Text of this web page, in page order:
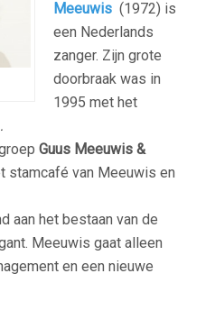
Meeuwis (1972) is
een Nederlands
zanger. Zijn grote
doorbraak was in
1995 met het
Guus Meeuwis &
stamcafé van Meeuwis en
aan het bestaan van de
Meeuwis gaat alleen
en een nieuwe